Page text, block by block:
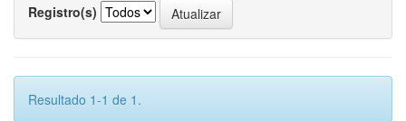
Registro(s)
Resultado 1-1 de 1.